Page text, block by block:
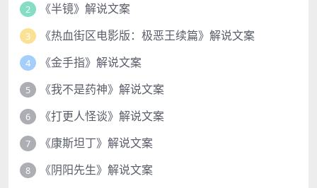
2 《半镜》解说文案
3 《热血街区电影版：极恶王续篇》解说文案
4 《金手指》解说文案
5 《我不是药神》解说文案
6 《打更人怪谈》解说文案
7 《康斯坦丁》解说文案
8 《阴阳先生》解说文案